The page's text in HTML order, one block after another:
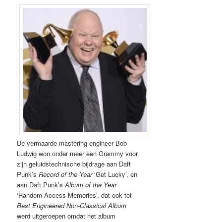
De vermaarde mastering engineer Bob
Ludwig won onder meer een Grammy voor
zijn geluidstechnische bijdrage aan Daft
Punk’sRecord of the Year‘Get Lucky’, en
aan Daft Punk’sAlbum of the Year
‘Random Access Memories’, dat ook tot
Best Engineered Non-Classical Album
werd uitgeroepen omdat het album